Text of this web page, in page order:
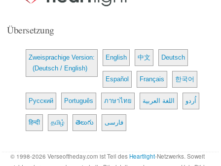
Übersetzung
Zweisprachige Version:
(Deutsch / English)
English 中文 Deutsch
Español Français 한국어
Русский Português ภาษาไทย اللغة العربية اُردو
हिन्दी தமிழ் తెలుగు فارسی
© 1998-2026 Verseoftheday.com ist Teil des Heartlight-Netzwerks. Soweit